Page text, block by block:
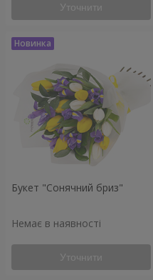
Уточнити
Букет "Сонячний бриз"
Немає в наявності
Уточнити